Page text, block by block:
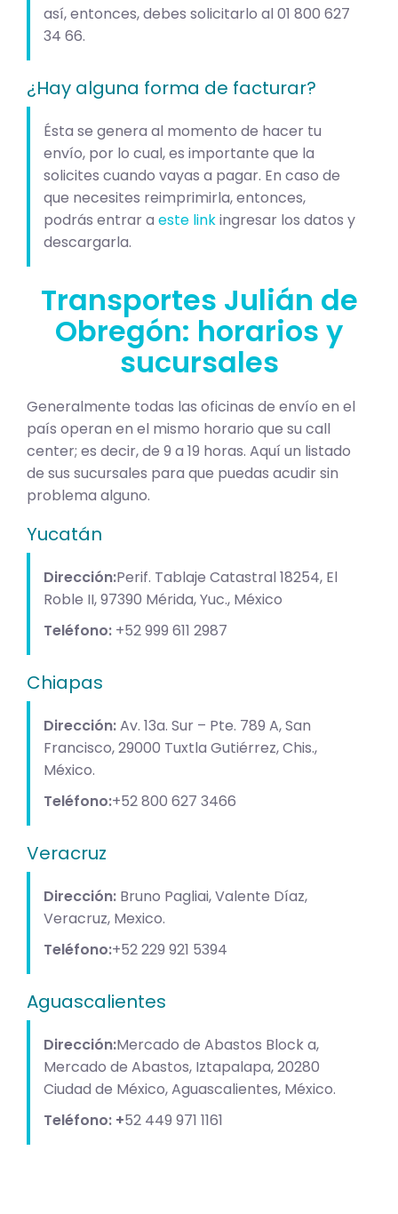
así, entonces, debes solicitarlo al 01 800 627
34 66.
¿Hay alguna forma de facturar?
Ésta se genera al momento de hacer tu
envío, por lo cual, es importante que la
solicites cuando vayas a pagar. En caso de
que necesites reimprimirla, entonces,
podrás entrar a este linkingresar los datos y
descargarla.
Transportes Julián de
Obregón: horarios y
sucursales
Generalmente todas las oficinas de envío en el
país operan en el mismo horario que su call
center; es decir, de 9 a 19 horas. Aquí un listado
de sus sucursales para que puedas acudir sin
problema alguno.
Yucatán
Dirección:Perif. Tablaje Catastral 18254, El
Roble II, 97390 Mérida, Yuc., México
Teléfono: +52 999 611 2987
Chiapas
Dirección:Av. 13a. Sur – Pte. 789 A, San
Francisco, 29000 Tuxtla Gutiérrez, Chis.,
México.
Teléfono:+52 800 627 3466
Veracruz
Dirección: Bruno Pagliai, Valente Díaz,
Veracruz, Mexico.
Teléfono:+52 229 921 5394
Aguascalientes
Dirección:Mercado de Abastos Block a,
Mercado de Abastos, Iztapalapa, 20280
Ciudad de México, Aguascalientes, México.
Teléfono: +52 449 971 1161